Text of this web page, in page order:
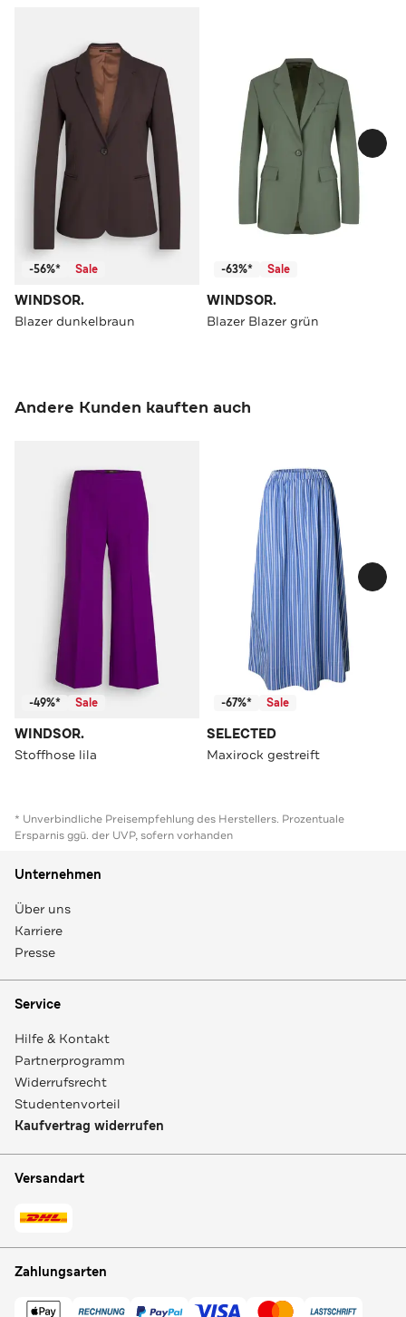
-56%* Sale
WINDSOR.
Blazer dunkelbraun
-63%* Sale
WINDSOR.
Blazer Blazer grün
Andere Kunden kauften auch
-49%* Sale
WINDSOR.
Stoffhose lila
-67%* Sale
SELECTED
Maxirock gestreift
* Unverbindliche Preisempfehlung des Herstellers. Prozentuale
Ersparnis ggü. der UVP, sofern vorhanden
Unternehmen
Über uns
Karriere
Presse
Service
Hilfe & Kontakt
Partnerprogramm
Widerrufsrecht
Studentenvorteil
Kaufvertrag widerrufen
Versandart
Zahlungsarten